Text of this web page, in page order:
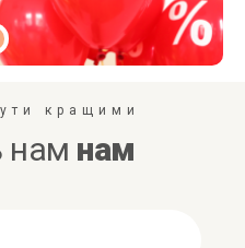
кращими
нам нам